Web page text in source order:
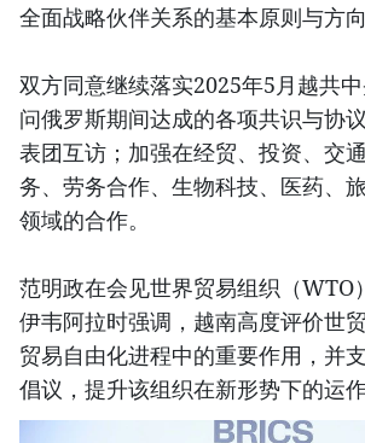
全面战略伙伴关系的基本原则与方向
双方同意继续落实2025年5月越共
问俄罗斯期间达成的各项共识与协
表团互访；加强在经贸、投资、交
务、劳务合作、生物科技、医药、
领域的合作。
范明政在会见世界贸易组织（WTO
伊韦阿拉时强调，越南高度评价世
贸易自由化进程中的重要作用，并
倡议，提升该组织在新形势下的运作